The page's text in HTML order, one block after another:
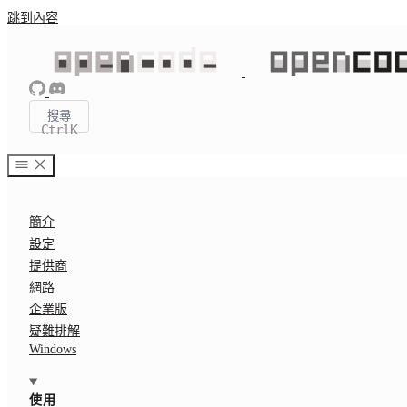
跳到內容
搜尋
CtrlK
簡介
設定
提供商
網路
企業版
疑難排解
Windows
使用